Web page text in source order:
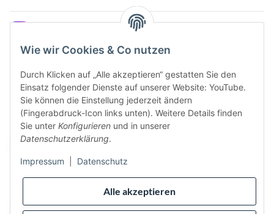
Alle akzeptieren
Wie wir Cookies & Co nutzen
Durch Klicken auf „Alle akzeptieren“ gestatten Sie den
Einsatz folgender Dienste auf unserer Website: YouTube.
Sie können die Einstellung jederzeit ändern
(Fingerabdruck-Icon links unten). Weitere Details finden
Sie unter Konfigurieren und in unserer
Datenschutzerklärung.
Impressum Datenschutz
Vertrag widerrufen
Sicher bezahlen via:
Wir versenden via: